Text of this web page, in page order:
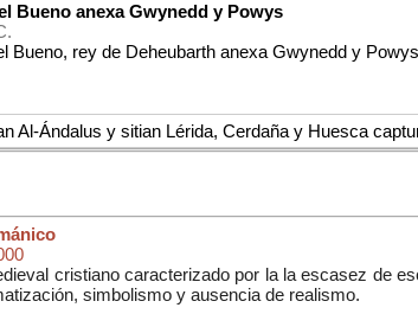
Bueno anexa Gwynedd y Powys
Bueno, rey de Deheubarth anexa Gwynedd y
Al-Ándalus y sitian Lérida, Cerdaña y Huesca
cristiano caracterizado por la la escasez de
simbolismo y ausencia de realismo.